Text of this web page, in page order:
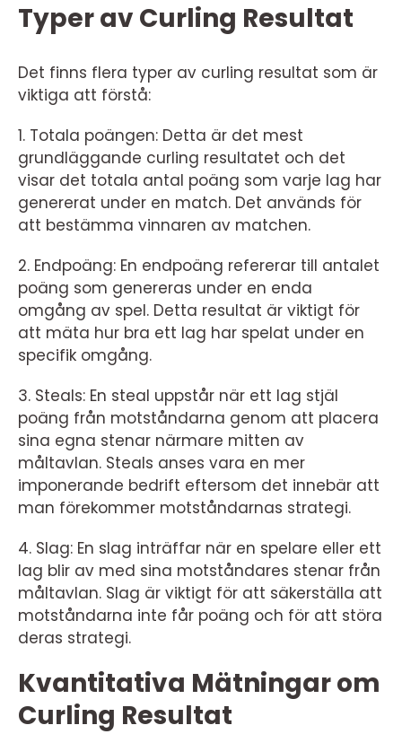
Typer av Curling Resultat
Det finns flera typer av curling resultat som är
viktiga att förstå:
1. Totala poängen: Detta är det mest
grundläggande curling resultatet och det
visar det totala antal poäng som varje lag har
genererat under en match. Det används för
att bestämma vinnaren av matchen.
2. Endpoäng: En endpoäng refererar till antalet
poäng som genereras under en enda
omgång av spel. Detta resultat är viktigt för
att mäta hur bra ett lag har spelat under en
specifik omgång.
3. Steals: En steal uppstår när ett lag stjäl
poäng från motståndarna genom att placera
sina egna stenar närmare mitten av
måltavlan. Steals anses vara en mer
imponerande bedrift eftersom det innebär att
man förekommer motståndarnas strategi.
4. Slag: En slag inträffar när en spelare eller ett
lag blir av med sina motståndares stenar från
måltavlan. Slag är viktigt för att säkerställa att
motståndarna inte får poäng och för att störa
deras strategi.
Kvantitativa Mätningar om
Curling Resultat